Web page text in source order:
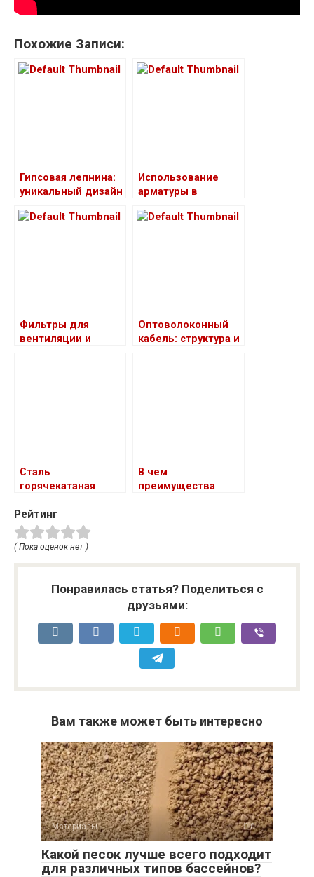
Похожие Записи:
Гипсовая лепнина:
уникальный дизайн
Использование
арматуры в
изолированных
Фильтры для
вентиляции и
Оптоволоконный
кабель: структура и
Сталь
горячекатаная
преимущества
В чем
преимущества
Рейтинг
( Пока оценок нет )
Понравилась статья? Поделиться с
друзьями:
Вам также может быть интересно
Материалы 0
Какой песок лучше всего подходит
для различных типов бассейнов?